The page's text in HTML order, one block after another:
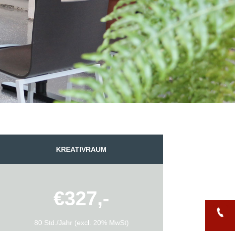
KREATIVRAUM
€327,-
80 Std./Jahr (excl. 20% MwSt)